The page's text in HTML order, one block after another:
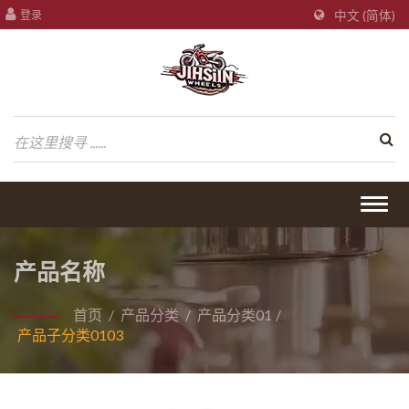
登录 中文 (简体)
产品名称
首页 / 产品分类 / 产品分类01 /
产品子分类0103